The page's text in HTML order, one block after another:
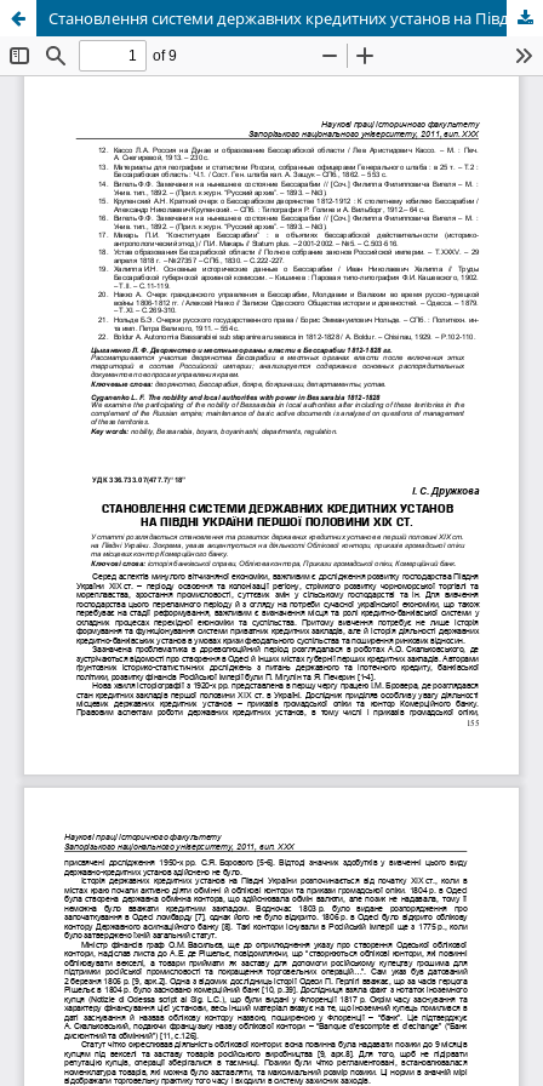
Становлення системи державних кредитних установ на Півдні України першої половини ХІХ ст.